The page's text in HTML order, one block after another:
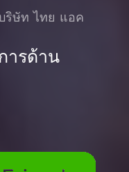
ริษัท ไทย แอค
ารด้าน